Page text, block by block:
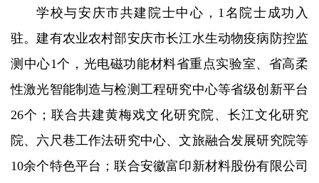
学校与安庆市共建院士中心，1名院士成功入
驻。建有农业农村部安庆市长江水生动物疫病防控监
测中心1个，光电磁功能材料省重点实验室、省高柔
性激光智能制造与检测工程研究中心等省级创新平台
26个；联合共建黄梅戏文化研究院、长江文化研究
院、六尺巷工作法研究中心、文旅融合发展研究院等
10余个特色平台；联合安徽富印新材料股份有限公司